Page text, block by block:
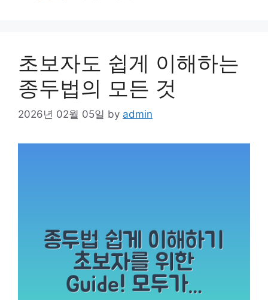
초보자도 쉽게 이해하는
종두법의 모든 것
2026년 02월 05일 by admin